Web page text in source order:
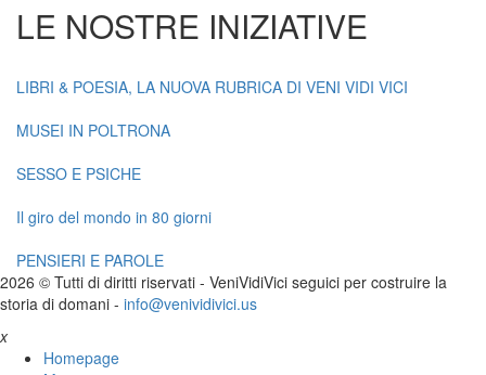
LE NOSTRE INIZIATIVE
LIBRI & POESIA, LA NUOVA RUBRICA DI VENI VIDI VICI
MUSEI IN POLTRONA
SESSO E PSICHE
Il giro del mondo in 80 giorni
PENSIERI E PAROLE
2026 © Tutti di diritti riservati - VeniVidiVici seguici per costruire la
storia di domani - info@venividivici.us
x
Homepage